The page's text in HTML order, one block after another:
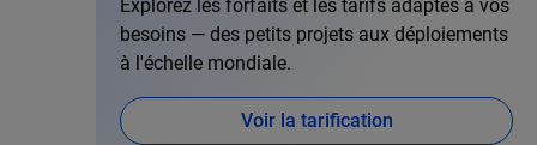
Explorez les forfaits et les tarifs adaptés à vos
besoins — des petits projets aux déploiements
à l'échelle mondiale.
Voir la tarification